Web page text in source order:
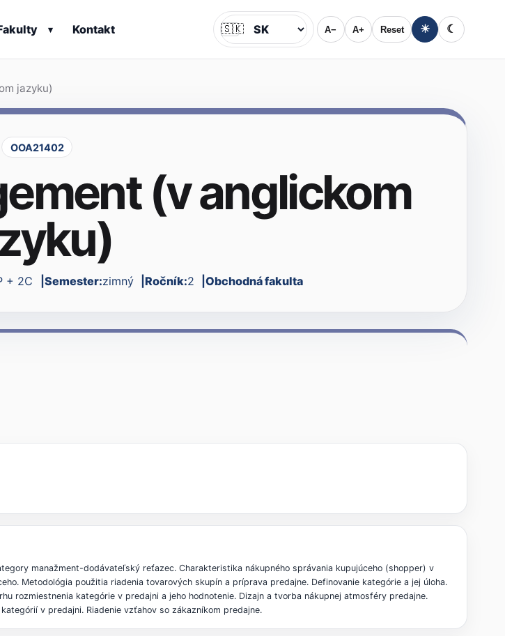
▾ Kontakt Jazyk
🇸🇰 A− A+ Reset ☀ ☾
jazyku)
OOA21402
(v anglickom
+ 2C Semester:zimný Ročník:2 Obchodná fakulta
manažment-dodávateľský reťazec. Charakteristika nákupného správania kupujúceho (shopper) v
Metodológia použitia riadenia tovarových skupín a príprava predajne. Definovanie kategórie a jej úloha.
rozmiestnenia kategórie v predajni a jeho hodnotenie. Dizajn a tvorba nákupnej atmosféry predajne.
v predajni. Riadenie vzťahov so zákazníkom predajne.